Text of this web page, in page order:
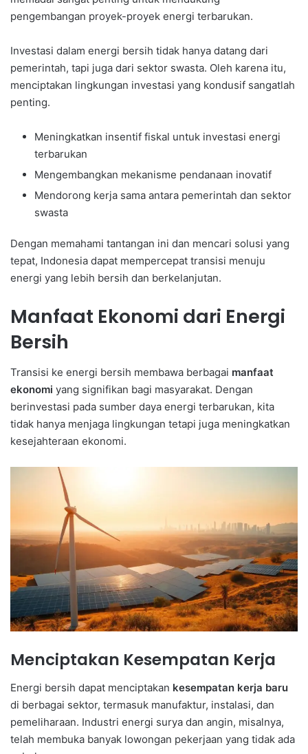
pengembangan proyek-proyek energi terbarukan.
Investasi dalam energi bersih tidak hanya datang dari
pemerintah, tapi juga dari sektor swasta. Oleh karena itu,
menciptakan lingkungan investasi yang kondusif sangatlah
penting.
Meningkatkan insentif fiskal untuk investasi energi
terbarukan
Mengembangkan mekanisme pendanaan inovatif
Mendorong kerja sama antara pemerintah dan sektor
swasta
Dengan memahami tantangan ini dan mencari solusi yang
tepat, Indonesia dapat mempercepat transisi menuju
energi yang lebih bersih dan berkelanjutan.
Manfaat Ekonomi dari Energi
Bersih
Transisi ke energi bersih membawa berbagai manfaat
ekonomi yang signifikan bagi masyarakat. Dengan
berinvestasi pada sumber daya energi terbarukan, kita
tidak hanya menjaga lingkungan tetapi juga meningkatkan
kesejahteraan ekonomi.
Menciptakan Kesempatan Kerja
Energi bersih dapat menciptakan kesempatan kerja baru
di berbagai sektor, termasuk manufaktur, instalasi, dan
pemeliharaan. Industri energi surya dan angin, misalnya,
telah membuka banyak lowongan pekerjaan yang tidak ada